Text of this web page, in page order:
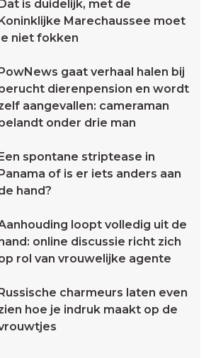
Dat is duidelijk, met de
Koninklijke Marechaussee moet
niet fokken
PowNews gaat verhaal halen bij
berucht dierenpension en wordt
aangevallen: cameraman
belandt onder drie man
Een spontane striptease in
Panama of is er iets anders aan
hand?
loopt volledig uit de
hand: online discussie richt zich
rol van vrouwelijke agente
Russische charmeurs laten even
hoe je indruk maakt op de